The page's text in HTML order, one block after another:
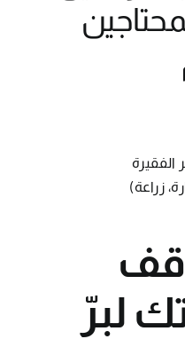
الفقيرة
زراعة)
لبرّ